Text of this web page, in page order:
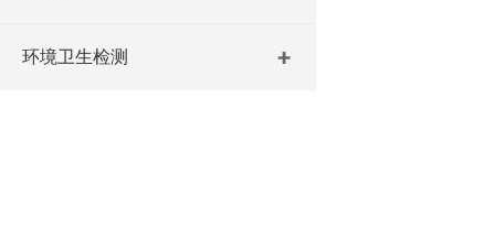
环境卫生检测